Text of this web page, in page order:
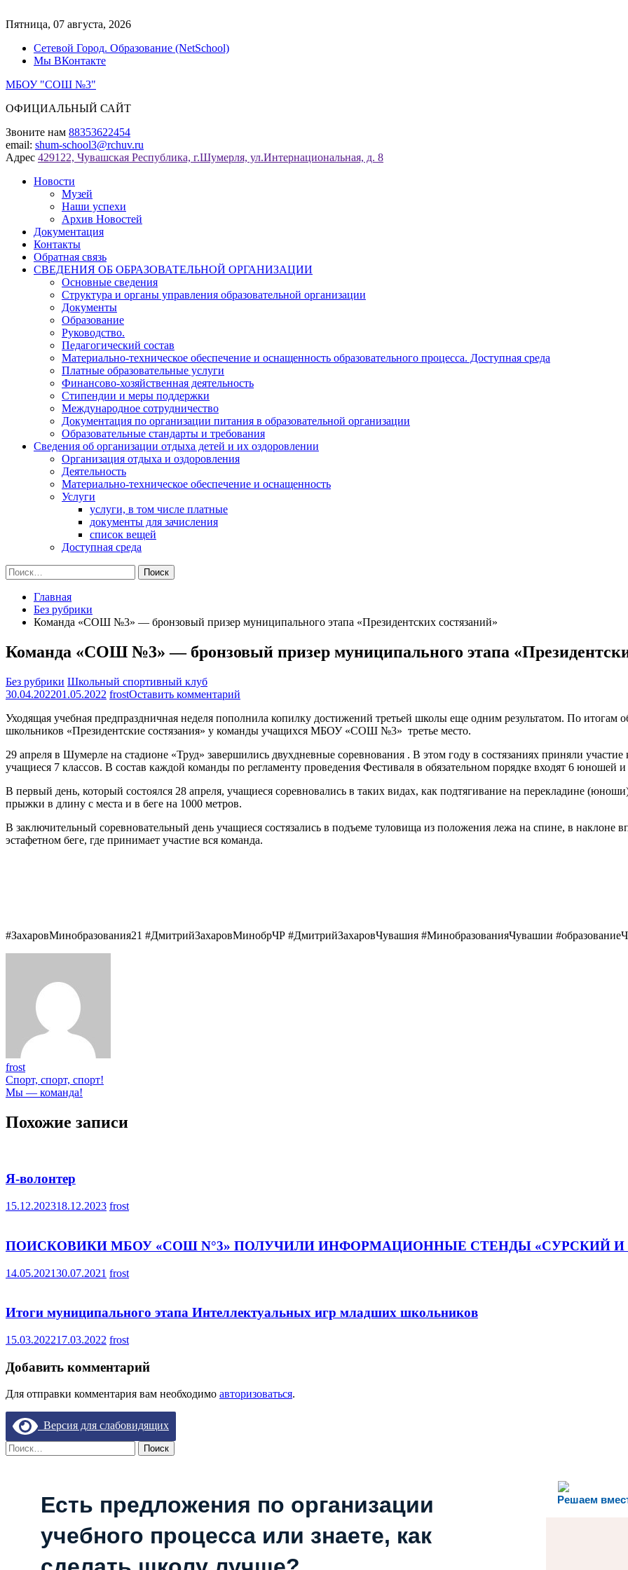
к
Пятница, 07 августа, 2026
Сетевой Город. Образование (NetSchool)
Мы ВКонтакте
МБОУ "СОШ №3"
ОФИЦИАЛЬНЫЙ САЙТ
Звоните нам 88353622454
email: shum-school3@rchuv.ru
Адрес 429122, Чувашская Республика, г.Шумерля, ул.Интернациональная, д. 8
Новости
Музей
Наши успехи
Архив Новостей
Документация
Контакты
Обратная связь
СВЕДЕНИЯ ОБ ОБРАЗОВАТЕЛЬНОЙ ОРГАНИЗАЦИИ
Основные сведения
Структура и органы управления образовательной организации
Документы
Образование
Руководство.
Педагогический состав
Материально-техническое обеспечение и оснащенность образовательного процесса. Доступная среда
Платные образовательные услуги
Финансово-хозяйственная деятельность
Стипендии и меры поддержки
Международное сотрудничество
Документация по организации питания в образовательной организации
Образовательные стандарты и требования
Сведения об организации отдыха детей и их оздоровлении
Организация отдыха и оздоровления
Деятельность
Материально-техническое обеспечение и оснащенность
Услуги
услуги, в том числе платные
документы для зачисления
список вещей
Доступная среда
Найти:
Главная
Без рубрики
Команда «СОШ №3» — бронзовый призер муниципального этапа «Президентских состязаний»
Команда «СОШ №3» — бронзовый призер муниципального этапа
Без рубрики Школьный спортивный клуб
30.04.202201.05.2022 frostОставить комментарий
«СОШ
№3»
бронзовый
призер
этапа
«Президентских
Уходящая учебная предпраздничная неделя пополнила копилку достижений третьей школы еще одним результатом. По итогам
школьников «Президентские состязания» у команды учащихся МБОУ «СОШ №3» третье место.
29 апреля в Шумерле на стадионе «Труд» завершились двухдневные соревнования . В этом году в состязаниях приняли
учащиеся 7 классов. В состав каждой команды по регламенту проведения Фестиваля в обязательном порядке входят 6 юношей
В первый день, который состоялся 28 апреля, учащиеся соревновались в таких видах, как подтягивание на перекладине
прыжки в длину с места и в беге на 1000 метров.
В заключительный соревновательный день учащиеся состязались в подъеме туловища из положения лежа на спине, в наклоне
эстафетном беге, где принимает участие вся команда.
#ЗахаровМинобразования21 #ДмитрийЗахаровМинобрЧР #ДмитрийЗахаровЧувашия #МинобразованияЧувашии
frost
Навигация
по
записям
Спорт, спорт, спорт!
Мы — команда!
Похожие записи
Я-волонтер
15.12.202318.12.2023 frost
ПОИСКОВИКИ МБОУ «СОШ N°3» ПОЛУЧИЛИ ИНФОРМАЦИОННЫЕ СТЕНДЫ «СУРСКИЙ
14.05.202130.07.2021 frost
Итоги муниципального этапа Интеллектуальных игр младших школьников
15.03.202217.03.2022 frost
Добавить комментарий
Для отправки комментария вам необходимо авторизоваться.
Версия для слабовидящих
Найти:
Решаем
Есть предложения по организации
учебного процесса или знаете, как